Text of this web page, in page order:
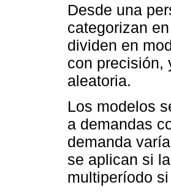
Desde una
categorizan
dividen en
con precisión,
aleatoria.
Los modelos
a demandas
demanda
se aplican si
multiperíodo